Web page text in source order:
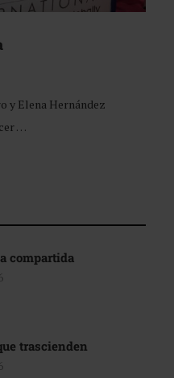
y Elena Hernández
…
compartida
trascienden